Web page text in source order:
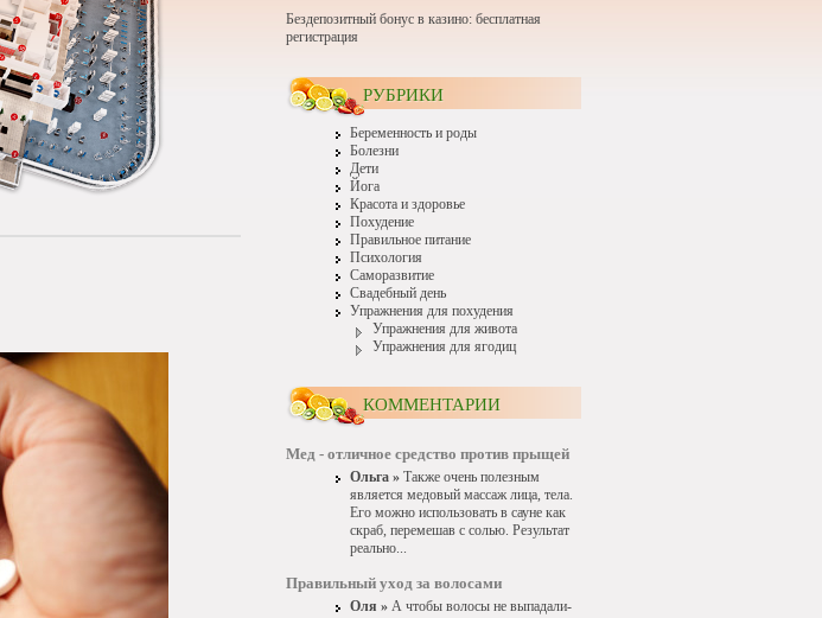
Бездепозитный бонус в казино: бесплатная
регистрация
РУБРИКИ
Беременность и роды
Болезни
Дети
Йога
Красота и здоровье
Похудение
Правильное питание
Психология
Саморазвитие
Свадебный день
Упражнения для похудения
Упражнения для живота
Упражнения для ягодиц
КОММЕНТАРИИ
Мед - отличное средство против прыщей
Ольга » Также очень полезным
является медовый массаж лица, тела.
Его можно использовать в сауне как
скраб, перемешав с солью. Результат
реально...
Правильный уход за волосами
Оля » А чтобы волосы не выпадали-